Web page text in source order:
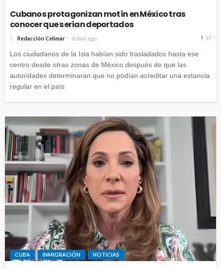
Cubanos protagonizan motín en México tras
conocer que serían deportados
Redacción Celimar 6 días ago 37
Los ciudadanos de la Isla habían sido trasladados hasta ese
centro desde otras zonas de México después de que las
autoridades determinaran que no podían acreditar una estancia
regular en el país
CUBA INMIGRACIÓN NOTICIAS